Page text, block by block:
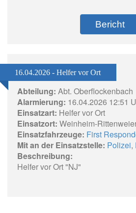
Bericht
16.04.2026 - Helfer vor Ort
Abteilung: Abt. Oberflockenbach
Alarmierung: 16.04.2026 12:51
Einsatzart: Helfer vor Ort
Einsatzort: Weinheim-
Einsatzfahrzeuge: First
Mit an der Einsatzstelle: Polizei,
Beschreibung:
Helfer vor Ort "NJ"